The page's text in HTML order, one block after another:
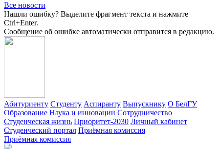
Все новости
Нашли ошибку? Выделите фрагмент текста и нажмите
Ctrl+Enter.
Сообщение об ошибке автоматически отправится в редакцию.
Абитуриенту Студенту Аспиранту Выпускнику О БелГУ
Образование Наука и инновации Сотрудничество
Студенческая жизнь Приоритет-2030 Личный кабинет
Студенческий портал Приёмная комиссия
Приёмная комиссия